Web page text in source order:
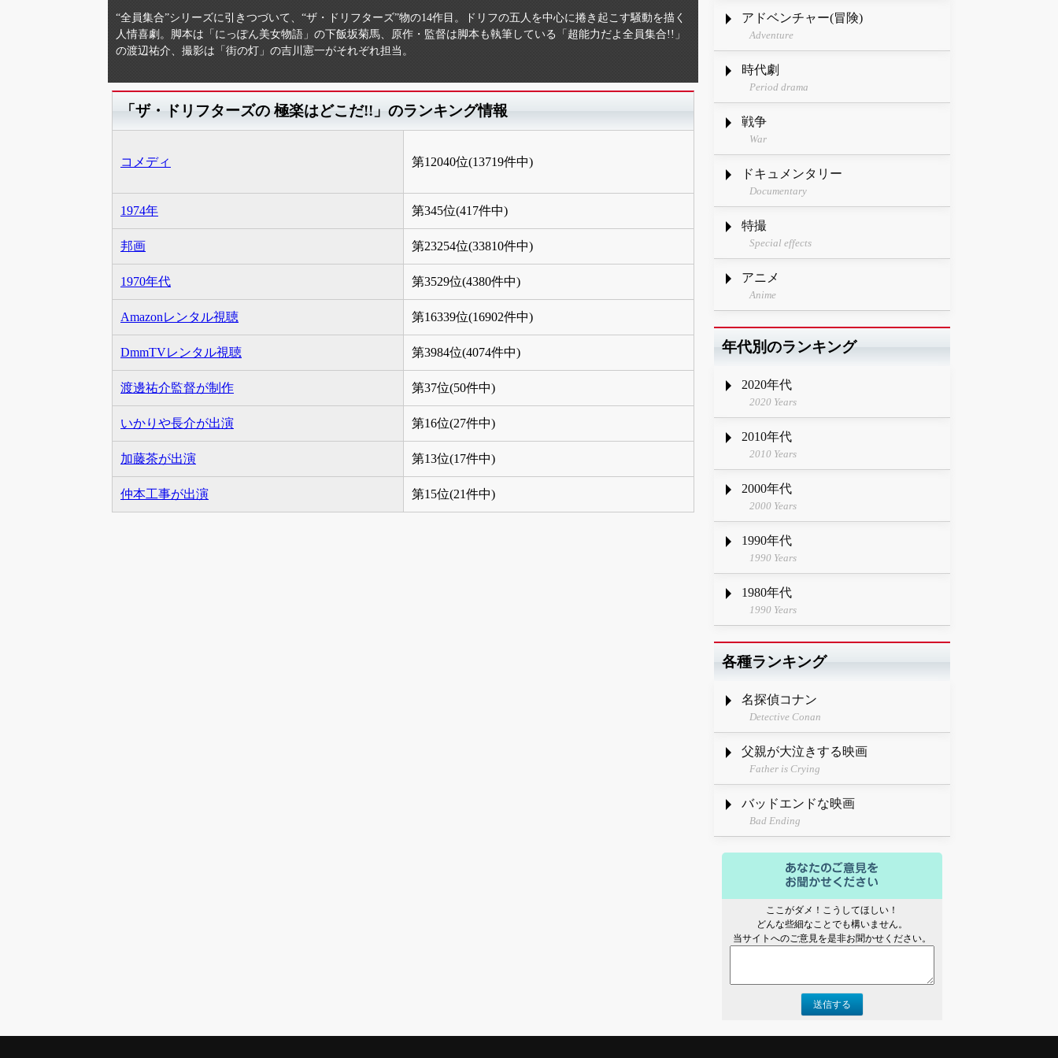
“全員集合”シリーズに引きつづいて、“ザ・ドリフターズ”物の14作目。ドリフの五人を中心に捲き起こす騒動を描く
人情喜劇。脚本は「にっぽん美女物語」の下飯坂菊馬、原作・監督は脚本も執筆している「超能力だよ全員集合!!」
の渡辺祐介、撮影は「街の灯」の吉川憲一がそれぞれ担当。
「ザ・ドリフターズの 極楽はどこだ!!」のランキング情報
コメディ 第12040位(13719件中)
1974年 第345位(417件中)
邦画 第23254位(33810件中)
1970年代 第3529位(4380件中)
Amazonレンタル視聴 第16339位(16902件中)
DmmTVレンタル視聴 第3984位(4074件中)
渡邊祐介監督が制作 第37位(50件中)
いかりや長介が出演 第16位(27件中)
加藤茶が出演 第13位(17件中)
仲本工事が出演 第15位(21件中)
アドベンチャー(冒険)
Adventure
時代劇
Period drama
戦争
War
ドキュメンタリー
Documentary
特撮
Special effects
アニメ
Anime
年代別のランキング
2020年代
2020 Years
2010年代
2010 Years
2000年代
2000 Years
1990年代
1990 Years
1980年代
1990 Years
各種ランキング
名探偵コナン
Detective Conan
父親が大泣きする映画
Father is Crying
バッドエンドな映画
Bad Ending
ここがダメ！こうしてほしい！
どんな些細なことでも構いません。
当サイトへのご意見を是非お聞かせください。
送信する